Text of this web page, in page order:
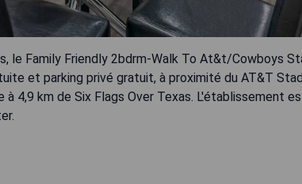
le Family Friendly 2bdrm-Walk To At&t/Cowboys
et parking privé gratuit, à proximité du AT&T
4,9 km de Six Flags Over Texas. L'établissement